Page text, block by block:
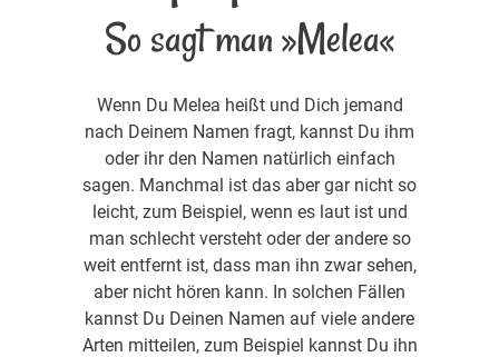
So sagt man »Melea«
Wenn Du Melea heißt und Dich jemand
nach Deinem Namen fragt, kannst Du ihm
oder ihr den Namen natürlich einfach
sagen. Manchmal ist das aber gar nicht so
leicht, zum Beispiel, wenn es laut ist und
man schlecht versteht oder der andere so
weit entfernt ist, dass man ihn zwar sehen,
aber nicht hören kann. In solchen Fällen
kannst Du Deinen Namen auf viele andere
Arten mitteilen, zum Beispiel kannst Du ihn